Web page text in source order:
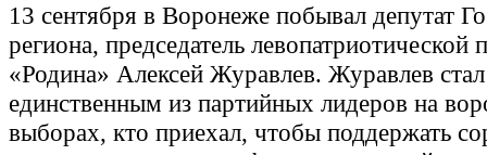
13 сентября в Воронеже побывал депутат
региона, председатель левопатриотической
«Родина» Алексей Журавлев. Журавлев стал
единственным из партийных лидеров на
выборах, кто приехал, чтобы поддержать